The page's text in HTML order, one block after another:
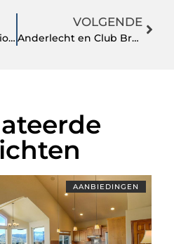
Hoe ontstaat er een rioollucht?
VOLGENDE
Anderlecht en Club Brugge: Een Tussentijdse Analyse
AANBIEDINGEN